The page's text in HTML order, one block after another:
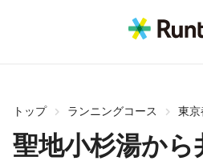
トップ ランニングコース 東京
聖地小杉湯から